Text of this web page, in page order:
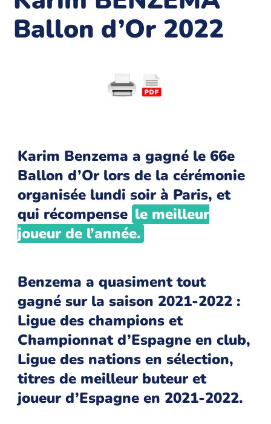
Ballon d’Or 2022
Karim Benzema a gagné le 66e
Ballon d’Or lors de la cérémonie
organisée lundi soir à Paris, et
qui récompense le meilleur
joueur de l’année.
Benzema a quasiment tout
gagné sur la saison 2021-2022 :
Ligue des champions et
Championnat d’Espagne en club,
Ligue des nations en sélection,
titres de meilleur buteur et
joueur d’Espagne en 2021-2022.